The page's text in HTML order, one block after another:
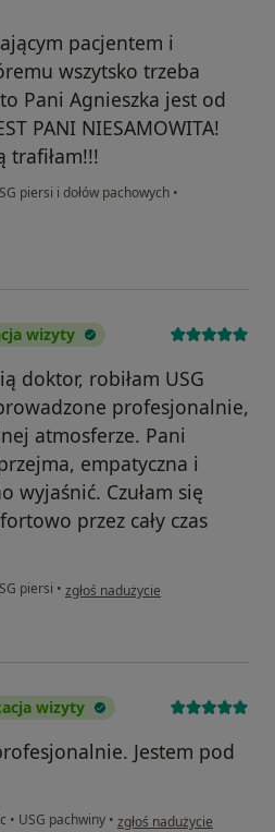
pacjentem i
wszytsko trzeba
Pani Agnieszka jest od
PANI NIESAMOWITA!
trafiłam!!!
piersi i dołów pachowych •
wizyty
doktor, robiłam USG
profesjonalnie,
atmosferze. Pani
empatyczna i
wyjaśnić. Czułam się
przez cały czas
piersi • w opinii użytkownika Tatsiana
zgłoś nadużycie
wizyty
Jestem pod
• USG pachwiny • w opinii użytkownika
zgłoś nadużycie